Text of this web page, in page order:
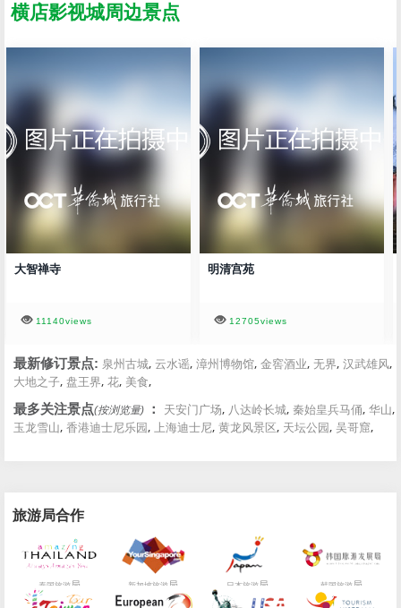
横店影视城周边景点
大智禅寺
11140views
明清宫苑
12705views
最新修订景点: 泉州古城, 云水谣, 漳州博物馆, 金窖酒业, 无界, 汉武雄风,
大地之子, 盘王界, 花, 美食,
最多关注景点(按浏览量) ： 天安门广场, 八达岭长城, 秦始皇兵马俑, 华山,
玉龙雪山, 香港迪士尼乐园, 上海迪士尼, 黄龙风景区, 天坛公园, 吴哥窟,
旅游局合作
泰国旅游局 新加坡旅游局 日本旅游局 韩国旅游局